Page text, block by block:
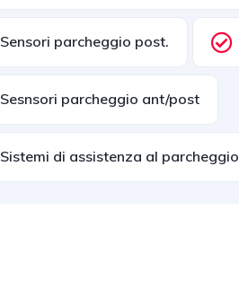
Sensori parcheggio post.
Sesnsori parcheggio ant/post
Sistemi di assistenza al parcheggio